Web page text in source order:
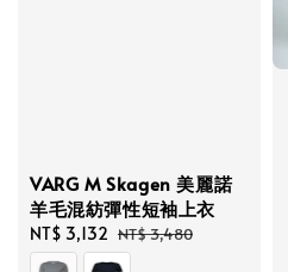
VARG M Skagen 美麗諾
羊毛混紡彈性短袖上衣
Sale
price
NT$ 3,132 Regular
price
NT$ 3,480